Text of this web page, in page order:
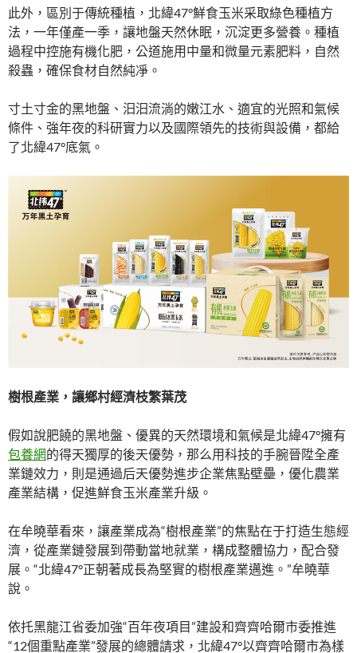
此外，區別于傳統種植，北緯47°鮮食玉米采取綠色種植方
法，一年僅產一季，讓地盤天然休眠，沉淀更多營養。種植
過程中控施有機化肥，公道施用中量和微量元素肥料，自然
殺蟲，確保食材自然純凈。
寸土寸金的黑地盤、汩汩流淌的嫩江水、適宜的光照和氣候
條件、強年夜的科研實力以及國際領先的技術與設備，都給
了北緯47°底氣。
樹根產業，讓鄉村經濟枝繁葉茂
假如說肥饒的黑地盤、優異的天然環境和氣候是北緯47°擁有
包養網的得天獨厚的後天優勢，那么用科技的手腕晉陞全產
業鏈效力，則是通過后天優勢進步企業焦點壁壘，優化農業
產業結構，促進鮮食玉米產業升級。
在牟曉華看來，讓產業成為“樹根產業”的焦點在于打造生態經
濟，從產業鏈發展到帶動當地就業，構成整體協力，配合發
展。“北緯47°正朝著成長為堅實的樹根產業邁進。”牟曉華
說。
依托黑龍江省委加強“百年夜項目”建設和齊齊哈爾市委推進
“12個重點產業”發展的總體請求，北緯47°以齊齊哈爾市為樣